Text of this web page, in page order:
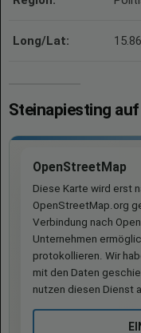
Long/Lat:
Steinapiesting
OpenStreetMap
Diese Karte wird erst
OpenStreetMap.org
Verbindung nach
Unternehmen
protokollieren. Wir
mit den Daten
nutzen diesen Dienst